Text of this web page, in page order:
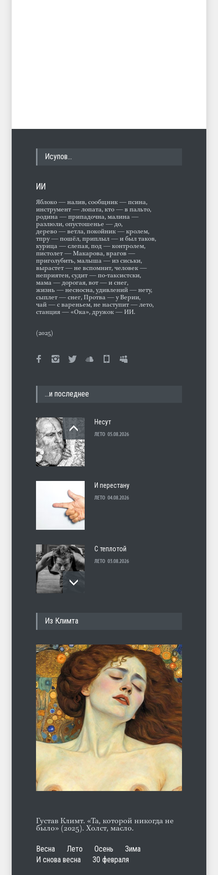
Исупов…
ИИ
Яблоко — налив, сообщник — псина,
инструмент — лопата, кто — в пальто,
родина — припадочна, малина —
разлюли, опустошенье — до,
дерево — ветла, покойник — кролем,
тпру — пошёл, приплыл — и был таков,
курица — слепая, под — контролем,
пистолет — Макарова, врагов —
приголубить, малыша — из сиськи,
вырастет — не вспомнит, человек —
неприятен, судит — по-таксистски,
мама — дорогая, вот — и снег,
жизнь — несносна, удивлений — нету,
сыплет — снег, Протва — у Верии,
чай — с вареньем, не наступит — лето,
станция — «Ока», дружок — ИИ.
(2025)
…и последнее
Несут
ЛЕТО 05.08.2026
И перестану
ЛЕТО 04.08.2026
С теплотой
ЛЕТО 03.08.2026
Ob la di
ЛЕТО 30.07.2026
Отсюда
ЛЕТО 06.08.2026
Из Климта
Густав Климт. «Та, которой никогда не
было» (2025). Холст, масло.
Весна Лето Осень
Зима
И снова весна
30 февраля